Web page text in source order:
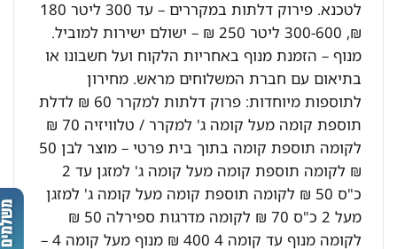
לטכנא. פירוק דלתות במקררים – עד 300 ליטר 180
₪, 300-600 ליטר 250 ₪ – ישולם ישירות למוביל.
מנוף – הזמנת מנוף באחריות הלקוח ועל חשבונו או
בתיאום עם חברת המשלוחים מראש. מחירון
לתוספות מיוחדות: פרוק דלתות למקרר 60 ₪ לדלת
תוספת קומה מעל קומה ג' למקרר / טלוויזיה 70 ₪
לקומה תוספת קומה בתוך בית פרטי – מוצר לבן 50
₪ לקומה תוספת קומה מעל קומה ג' למזגן עד 2
כ"ס 50 ₪ לקומה תוספת קומה מעל קומה ג' למזגן
מעל 2 כ"ס 70 ₪ לקומה מדרגות ספירלה 50 ₪
לקומה מנוף עד קומה 4 400 ₪ מנוף מעל קומה 4 –